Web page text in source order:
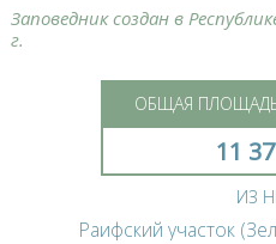
Заповедник создан в
г.
ОБЩАЯ
11
ИЗ
Раифский участок